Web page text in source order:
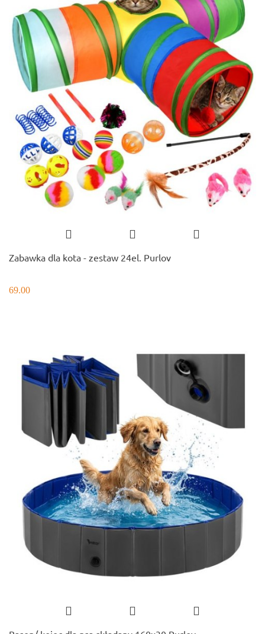
Zabawka dla kota - zestaw 24el. Purlov
69.00